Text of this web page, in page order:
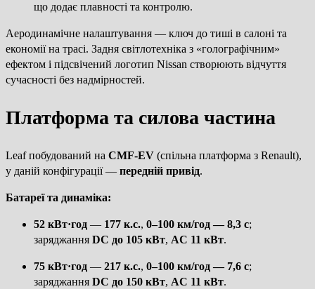
що додає плавності та контролю.
Аеродинамічне налаштування — ключ до тиші в салоні та
економії на трасі. Задня світлотехніка з «голографічним»
ефектом і підсвічений логотип Nissan створюють відчуття
сучасності без надмірностей.
Платформа та силова частина
Leaf побудований на CMF-EV (спільна платформа з Renault),
у даній конфігурації — передній привід.
Батареї та динаміка:
52 кВт·год — 177 к.с., 0–100 км/год — 8,3 с;
заряджання DC до 105 кВт, AC 11 кВт.
75 кВт·год — 217 к.с., 0–100 км/год — 7,6 с;
заряджання DC до 150 кВт, AC 11 кВт.